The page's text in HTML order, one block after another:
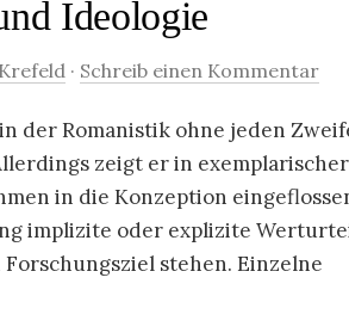
Ideologie
· Schreib einen Kommentar
der Romanistik ohne jeden
zeigt er in exemplarischer
in die Konzeption
implizite oder explizite
stehen. Einzelne